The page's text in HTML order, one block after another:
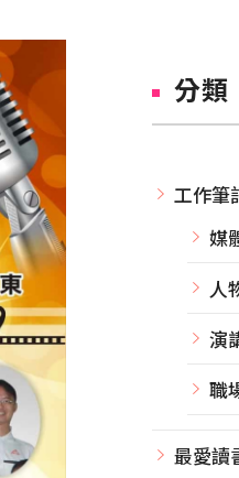
分類
工作筆
媒
人
演
職
最愛讀